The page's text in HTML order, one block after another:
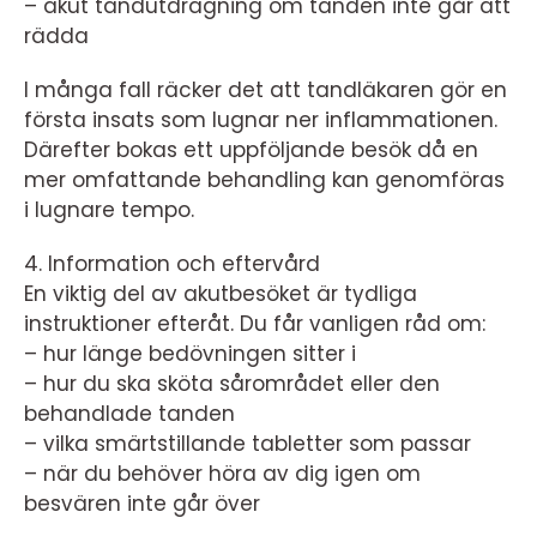
– akut tandutdragning om tanden inte går att
rädda
I många fall räcker det att tandläkaren gör en
första insats som lugnar ner inflammationen.
Därefter bokas ett uppföljande besök då en
mer omfattande behandling kan genomföras
i lugnare tempo.
4. Information och eftervård
En viktig del av akutbesöket är tydliga
instruktioner efteråt. Du får vanligen råd om:
– hur länge bedövningen sitter i
– hur du ska sköta sårområdet eller den
behandlade tanden
– vilka smärtstillande tabletter som passar
– när du behöver höra av dig igen om
besvären inte går över